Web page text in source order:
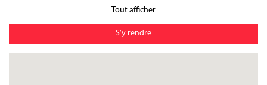
Tout afficher
S'y rendre